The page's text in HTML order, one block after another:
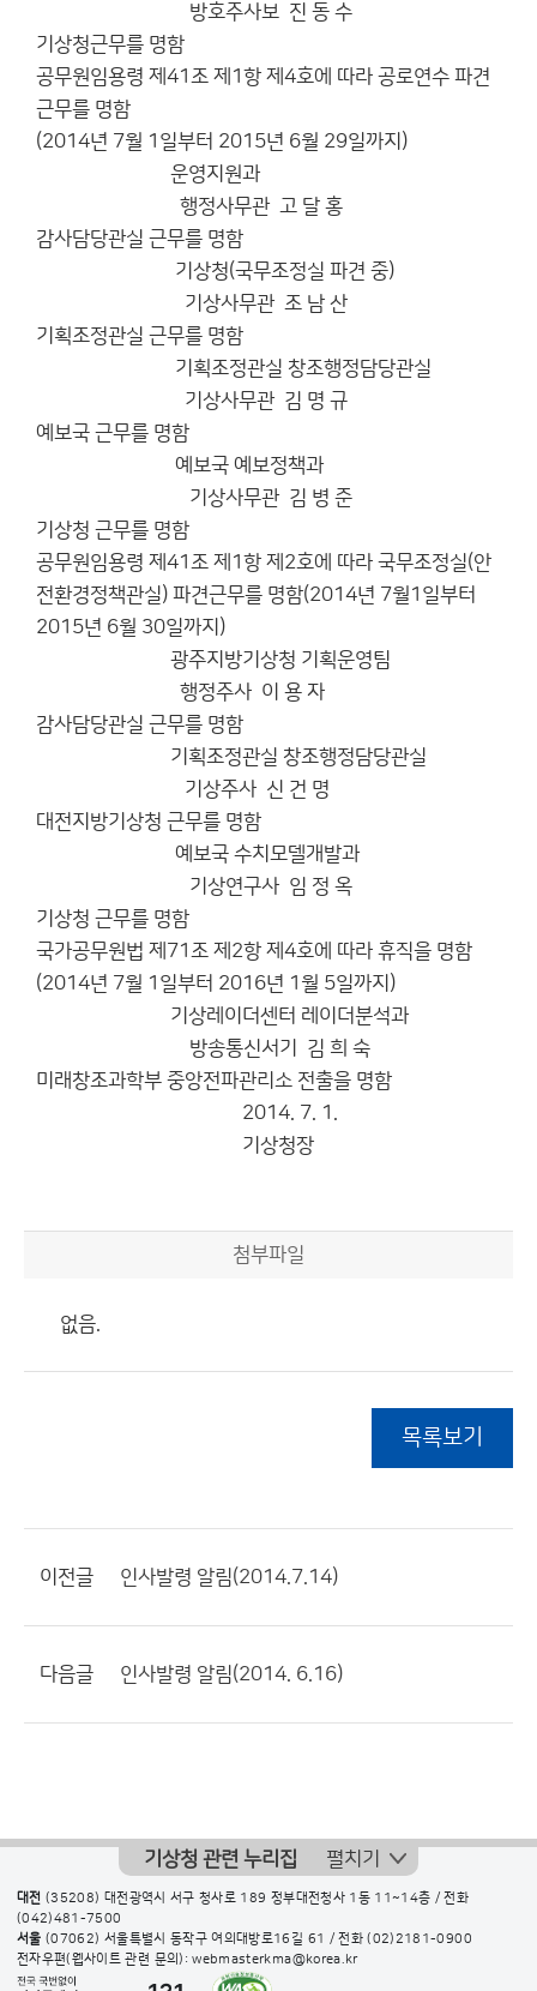
방호주사보 진 동 수
기상청근무를 명함
공무원임용령 제41조 제1항 제4호에 따라 공로연수 파견
근무를 명함
(2014년 7월 1일부터 2015년 6월 29일까지)
운영지원과
행정사무관 고 달 홍
감사담당관실 근무를 명함
기상청(국무조정실 파견 중)
기상사무관 조 남 산
기획조정관실 근무를 명함
기획조정관실 창조행정담당관실
기상사무관 김 명 규
예보국 근무를 명함
예보국 예보정책과
기상사무관 김 병 준
기상청 근무를 명함
공무원임용령 제41조 제1항 제2호에 따라 국무조정실(안
전환경정책관실) 파견근무를 명함(2014년 7월1일부터
2015년 6월 30일까지)
광주지방기상청 기획운영팀
행정주사 이 용 자
감사담당관실 근무를 명함
기획조정관실 창조행정담당관실
기상주사 신 건 명
대전지방기상청 근무를 명함
예보국 수치모델개발과
기상연구사 임 정 옥
기상청 근무를 명함
국가공무원법 제71조 제2항 제4호에 따라 휴직을 명함
(2014년 7월 1일부터 2016년 1월 5일까지)
기상레이더센터 레이더분석과
방송통신서기 김 희 숙
미래창조과학부 중앙전파관리소 전출을 명함
2014. 7. 1.
기상청장
첨부파일
없음.
목록보기
이전글 인사발령 알림(2014.7.14)
다음글 인사발령 알림(2014. 6.16)
기상청 관련 누리집 펼치기
대전 (35208) 대전광역시 서구 청사로 189 정부대전청사 1동 11~14층 / 전화
(042)481-7500
서울 (07062) 서울특별시 동작구 여의대방로16길 61 / 전화(02)2181-0900
전자우편(웹사이트 관련 문의): webmasterkma@korea.kr